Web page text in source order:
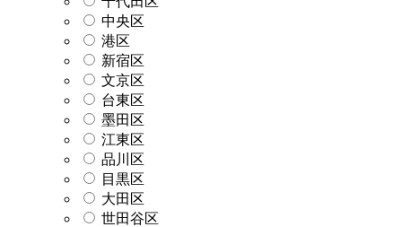
中央区
港区
新宿区
文京区
台東区
墨田区
江東区
品川区
目黒区
大田区
世田谷区